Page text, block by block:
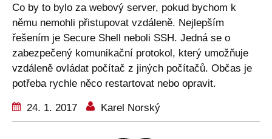
Co by to bylo za webový server, pokud bychom k
němu nemohli přistupovat vzdáleně. Nejlepším
řešením je Secure Shell neboli SSH. Jedná se o
zabezpečený komunikační protokol, který umožňuje
vzdáleně ovládat počítač z jiných počítačů. Občas je
potřeba rychle něco restartovat nebo opravit.
24. 1. 2017 Karel Norský